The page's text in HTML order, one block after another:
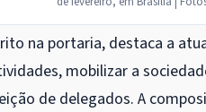
na portaria, destaca a
mobilizar a
de delegados. A